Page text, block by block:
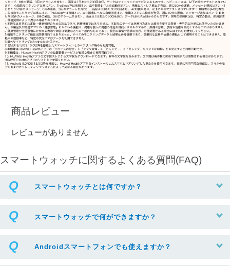
商品レビュー
レビューがありません
スマートウォッチに関するよくある質問(FAQ)
スマートウォッチとは何ですか？
スマートウォッチで何ができますか？
Androidスマートフォンでも使えますか？